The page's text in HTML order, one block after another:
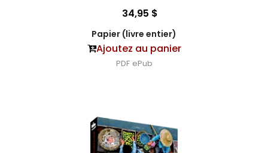
34,95 $
Papier (livre entier)
Ajoutez au panier
PDF ePub